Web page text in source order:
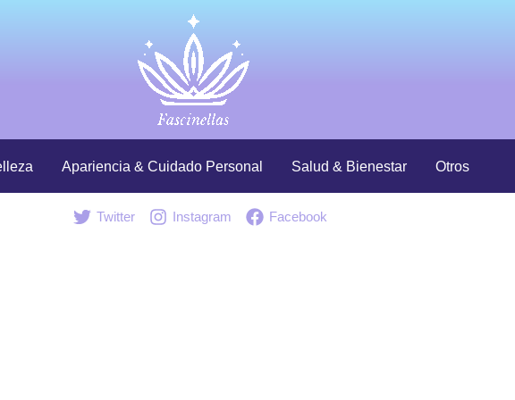
Apariencia & Cuidado Personal Salud & Bienestar Otros
Twitter Instagram Facebook